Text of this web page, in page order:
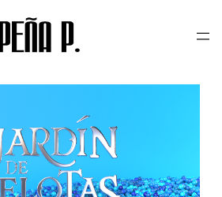
DE PANAMÁ